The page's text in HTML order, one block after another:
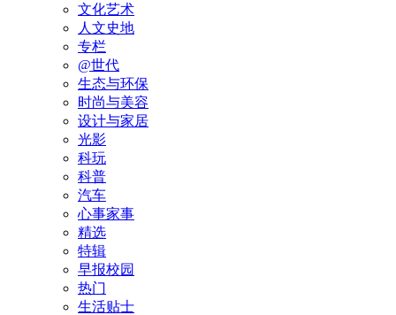
文化艺术
人文史地
专栏
@世代
生态与环保
时尚与美容
设计与家居
光影
科玩
科普
汽车
心事家事
精选
特辑
早报校园
热门
生活贴士